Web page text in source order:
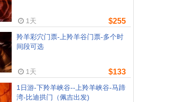
1天 $255
羚羊彩穴门票-上羚羊谷门票-多个时
间段可选
1天 $133
1日游-下羚羊峡谷--上羚羊峡谷-马蹄
湾-比迪拱门（佩吉出发)